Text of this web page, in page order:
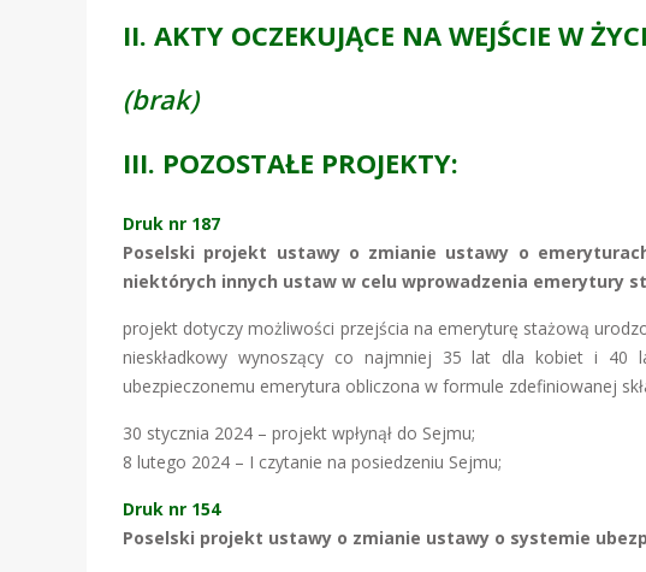
II. AKTY OCZEKUJĄCE NA WEJŚCIE W
(brak)
III. POZOSTAŁE PROJEKTY:
Druk nr 187
Poselski projekt ustawy o zmianie ustawy o
niektórych innych ustaw w celu wprowadzenia emerytury
projekt dotyczy możliwości przejścia na emeryturę stażową
nieskładkowy wynoszący co najmniej 35 lat dla kobiet i 40
ubezpieczonemu emerytura obliczona w formule zdefiniowanej
30 stycznia 2024 – projekt wpłynął do Sejmu;
8 lutego 2024 – I czytanie na posiedzeniu Sejmu;
Druk nr 154
Poselski projekt ustawy o zmianie ustawy o systemie